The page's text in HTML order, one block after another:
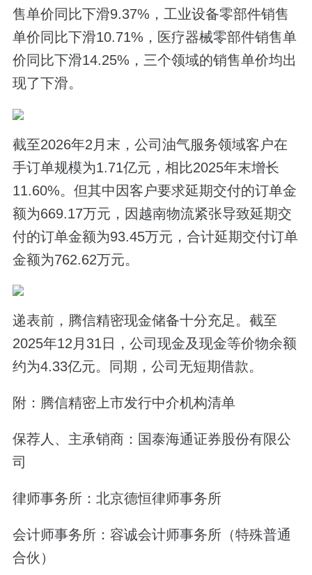
售单价同比下滑9.37%，工业设备零部件销售
单价同比下滑10.71%，医疗器械零部件销售单
价同比下滑14.25%，三个领域的销售单价均出
现了下滑。
截至2026年2月末，公司油气服务领域客户在
手订单规模为1.71亿元，相比2025年末增长
11.60%。但其中因客户要求延期交付的订单金
额为669.17万元，因越南物流紧张导致延期交
付的订单金额为93.45万元，合计延期交付订单
金额为762.62万元。
递表前，腾信精密现金储备十分充足。截至
2025年12月31日，公司现金及现金等价物余额
约为4.33亿元。同期，公司无短期借款。
附：腾信精密上市发行中介机构清单
保荐人、主承销商：国泰海通证券股份有限公
司
律师事务所：北京德恒律师事务所
会计师事务所：容诚会计师事务所（特殊普通
合伙）